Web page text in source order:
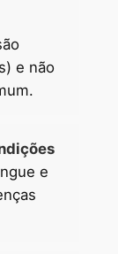
e não
e